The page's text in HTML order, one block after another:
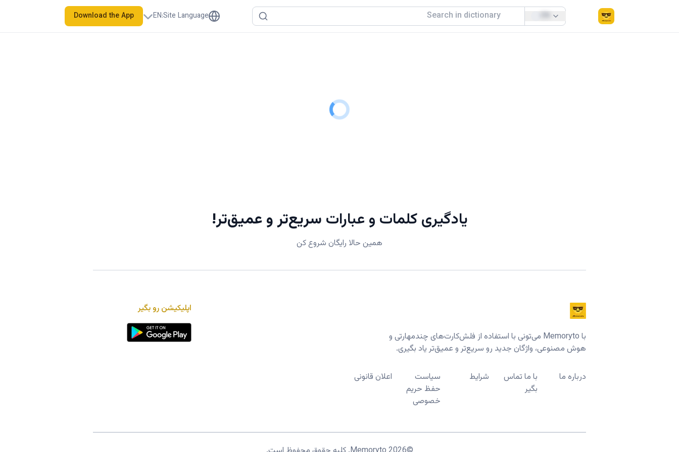
Site Language
:
EN
Download the App
یادگیری کلمات و عبارات سریع‌تر و عمیق‌تر!
همین حالا رایگان شروع کن
با Memoryto می‌تونی با استفاده از فلش‌کارت‌های چندمهارتی و
هوش مصنوعی، واژگان جدید رو سریع‌تر و عمیق‌تر یاد بگیری.
درباره ما
با ما تماس
بگیر
شرایط
سیاست
حفظ حریم
خصوصی
اعلان قانونی
اپلیکیشن رو بگیر